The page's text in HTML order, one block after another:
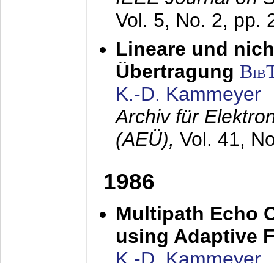
Vol. 5, No. 2, pp.
Lineare und
Übertragung
K.-D. Kammeyer
Archiv für
(AEÜ), Vol. 41,
1986
Multipath Echo
using Adaptive